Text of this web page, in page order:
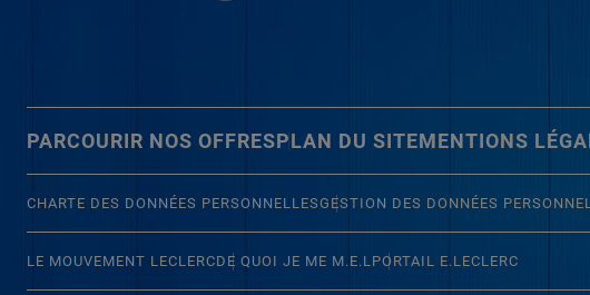
PARCOURIR NOS OFFRESPLAN DU SITEMENTIONS
CHARTE DES DONNÉES PERSONNELLESGESTION DES DONNÉES
LE MOUVEMENT LECLERCDE QUOI JE ME M.E.LPORTAIL E.LECLERC